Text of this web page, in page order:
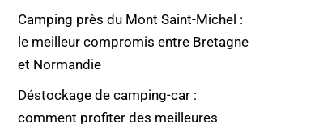
Camping près du Mont Saint-Michel :
le meilleur compromis entre Bretagne
et Normandie
Déstockage de camping-car :
comment profiter des meilleures